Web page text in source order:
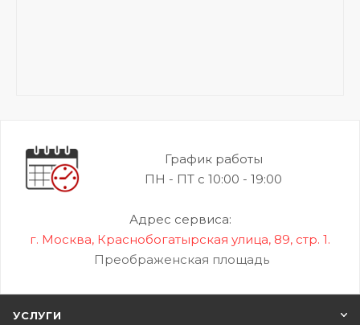
График работы
ПН - ПТ с 10:00 - 19:00
Адрес сервиса:
г. Москва, Краснобогатырская улица, 89, стр. 1.
Преображенская площадь
УСЛУГИ